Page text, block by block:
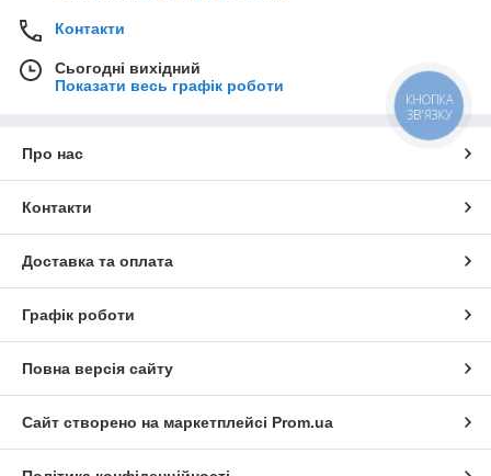
Контакти
Сьогодні вихідний
Показати весь графік роботи
Про нас
Контакти
Доставка та оплата
Графік роботи
Повна версія сайту
Сайт створено на маркетплейсі Prom.ua
КНОПКА
ЗВ'ЯЗКУ